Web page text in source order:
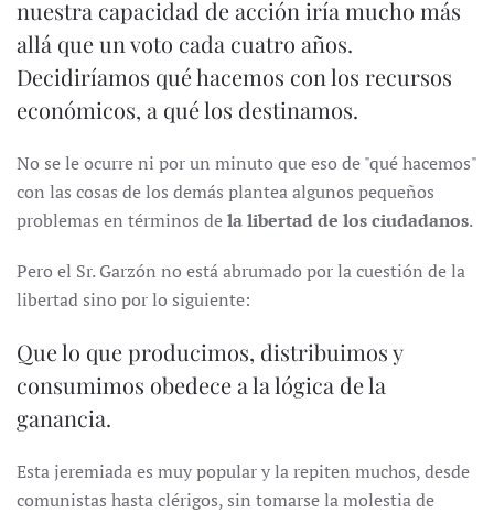
nuestra capacidad de acción iría mucho más
allá que un voto cada cuatro años.
Decidiríamos qué hacemos con los recursos
económicos, a qué los destinamos.
No se le ocurre ni por un minuto que eso de "qué hacemos"
con las cosas de los demás plantea algunos pequeños
problemas en términos dela libertad de los ciudadanos.
Pero el Sr. Garzón no está abrumado por la cuestión de la
libertad sino por lo siguiente:
Que lo que producimos, distribuimos y
consumimos obedece a la lógica de la
ganancia.
Esta jeremiada es muy popular y la repiten muchos, desde
comunistas hasta clérigos, sin tomarse la molestia de